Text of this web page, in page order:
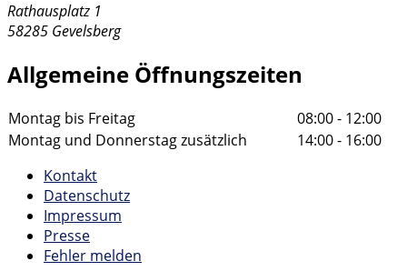
Rathausplatz 1
58285 Gevelsberg
Allgemeine Öffnungszeiten
Montag bis Freitag
08:00 - 12:00
Montag und Donnerstag zusätzlich
14:00 - 16:00
Kontakt
Datenschutz
Impressum
Presse
Fehler melden